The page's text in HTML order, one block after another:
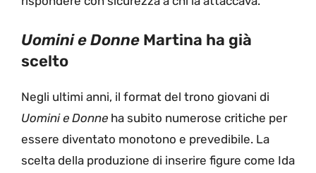
Uomini e Donne Martina ha già
scelto
Negli ultimi anni, il format del trono giovani di
Uomini e Donne ha subito numerose critiche per
essere diventato monotono e prevedibile. La
scelta della produzione di inserire figure come Ida